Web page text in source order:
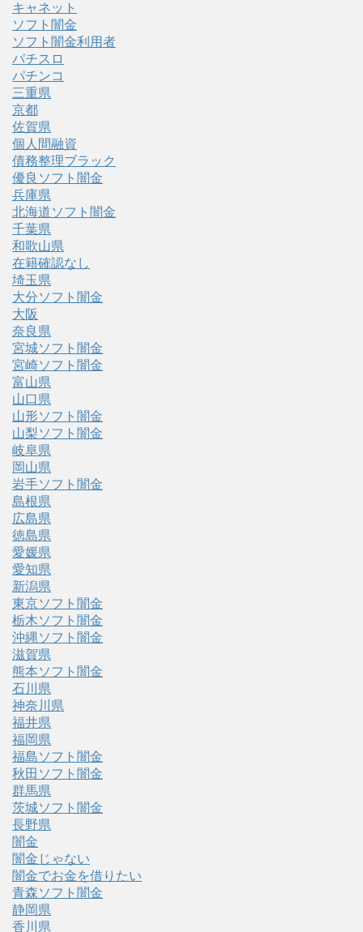
キャネット
ソフト闇金
ソフト闇金利用者
パチスロ
パチンコ
三重県
京都
佐賀県
個人間融資
債務整理ブラック
優良ソフト闇金
兵庫県
北海道ソフト闇金
千葉県
和歌山県
在籍確認なし
埼玉県
大分ソフト闇金
大阪
奈良県
宮城ソフト闇金
宮崎ソフト闇金
富山県
山口県
山形ソフト闇金
山梨ソフト闇金
岐阜県
岡山県
岩手ソフト闇金
島根県
広島県
徳島県
愛媛県
愛知県
新潟県
東京ソフト闇金
栃木ソフト闇金
沖縄ソフト闇金
滋賀県
熊本ソフト闇金
石川県
神奈川県
福井県
福岡県
福島ソフト闇金
秋田ソフト闇金
群馬県
茨城ソフト闇金
長野県
闇金
闇金じゃない
闇金でお金を借りたい
青森ソフト闇金
静岡県
香川県